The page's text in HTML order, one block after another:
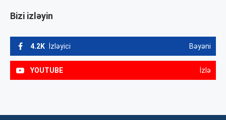
Bizi izləyin
4.2K İzləyici Bəyəni
YOUTUBE İzlə